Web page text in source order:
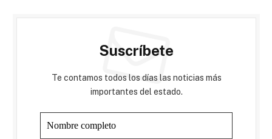
Suscríbete
Te contamos todos los días las noticias más
importantes del estado.